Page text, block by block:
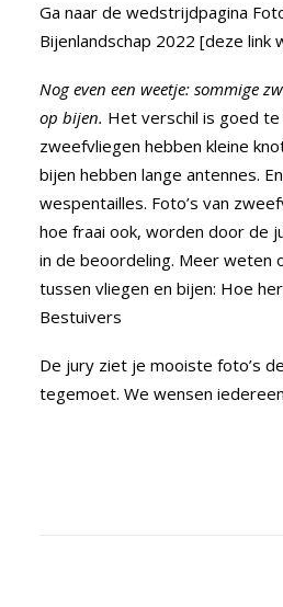
Ga naar de wedstrijdpagina
Bijenlandschap 2022 [deze link
Nog even een weetje: sommige
op bijen. Het verschil is goed te
zweefvliegen hebben kleine
bijen hebben lange antennes.
wespentailles. Foto’s van
hoe fraai ook, worden door de
in de beoordeling. Meer weten
tussen vliegen en bijen: Hoe
Bestuivers
De jury ziet je mooiste foto’s
tegemoet. We wensen